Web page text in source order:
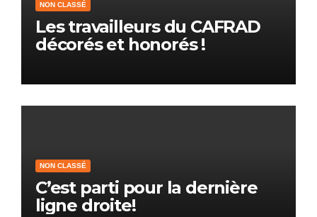
NON CLASSÉ
Les travailleurs du CAFRAD
décorés et honorés !
NON CLASSÉ
C’est parti pour la dernière
ligne droite!